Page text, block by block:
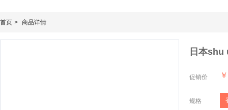
首页 > 商品详情
日本shu
促销价 ￥
规格